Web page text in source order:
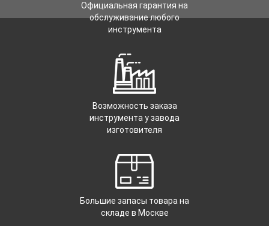
Официальная гарантия на
обслуживание любого
инструмента
Возможность заказа
инструмента у завода
изготовителя
Большие запасы товара на
складе в Москве